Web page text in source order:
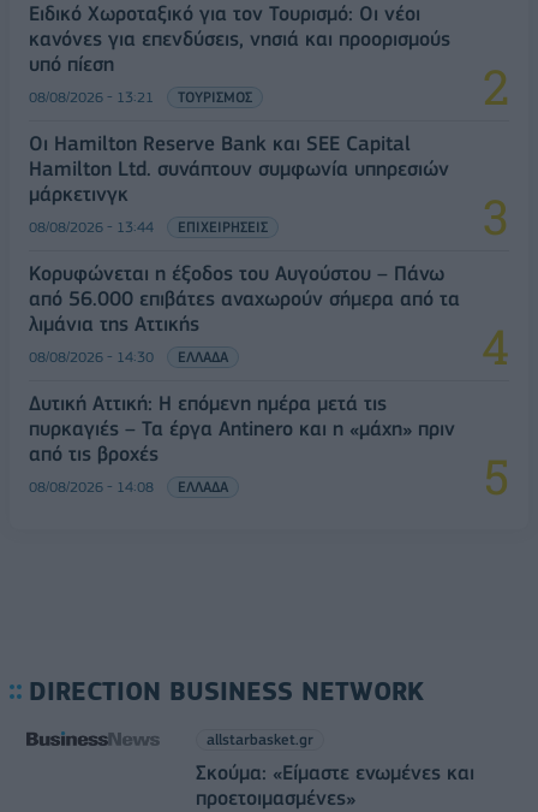
Ειδικό Χωροταξικό για τον Τουρισμό: Οι νέοι
κανόνες για επενδύσεις, νησιά και προορισμούς
υπό πίεση
08/08/2026 - 13:21 ΤΟΥΡΙΣΜΟΣ
Οι Hamilton Reserve Bank και SEE Capital
Hamilton Ltd. συνάπτουν συμφωνία υπηρεσιών
μάρκετινγκ
08/08/2026 - 13:44 ΕΠΙΧΕΙΡΗΣΕΙΣ
Κορυφώνεται η έξοδος του Αυγούστου – Πάνω
από 56.000 επιβάτες αναχωρούν σήμερα από τα
λιμάνια της Αττικής
08/08/2026 - 14:30 ΕΛΛΑΔΑ
Δυτική Αττική: Η επόμενη ημέρα μετά τις
πυρκαγιές – Τα έργα Antinero και η «μάχη» πριν
από τις βροχές
08/08/2026 - 14:08 ΕΛΛΑΔΑ
DIRECTION BUSINESS NETWORK
allstarbasket.gr
Σκούμα: «Είμαστε ενωμένες και
προετοιμασμένες»